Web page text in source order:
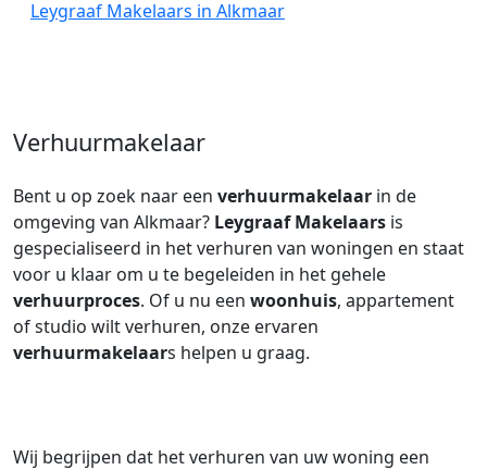
Leygraaf Makelaars in Alkmaar
Verhuurmakelaar
Bent u op zoek naar een verhuurmakelaar in de
omgeving van Alkmaar? Leygraaf Makelaars is
gespecialiseerd in het verhuren van woningen en staat
voor u klaar om u te begeleiden in het gehele
verhuurproces. Of u nu een woonhuis, appartement
of studio wilt verhuren, onze ervaren
verhuurmakelaars helpen u graag.
Wij begrijpen dat het verhuren van uw woning een